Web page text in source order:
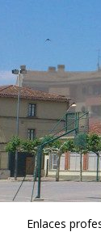
Enlaces